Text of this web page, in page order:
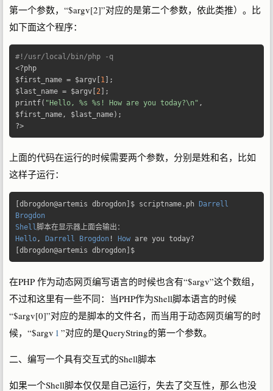
第一个参数，“$argv[2]”对应的是第二个参数，依此类推）。比
如下面这个程序：
#!/usr/local/bin/php -q
<?php
$first_name = $argv 1 ];
$last_name = $argv 2 ];
printf( "Hello, %s %s! How are you today?\n" ,
$first_name, $last_name);
?>
上面的代码在运行的时候需要两个参数，分别是姓和名，比如
这样子运行：
dbrogdon@artemis dbrogdon $ scriptname . ph
Darrell
Brogdon
Shell脚本在显示器上面会输出：
Hello, Darrell Brogdon ! How are you today?
dbrogdon@artemis dbrogdon $
在PHP 作为动态网页编写语言的时候也含有“$argv”这个数组，
不过和这里有一些不同：当PHP作为Shell脚本语言的时候
“$argv[0]”对应的是脚本的文件名，而当用于动态网页编写的时
候，“$argv 1 ”对应的是QueryString的第一个参数。
二、编写一个具有交互式的Shell脚本
如果一个Shell脚本仅仅是自己运行，失去了交互性，那么也没